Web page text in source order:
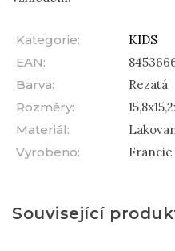
Kategorie:
KIDS
EAN:
Barva:
Rezatá
Rozměry:
Materiál:
Vyrobeno: Francie
Související